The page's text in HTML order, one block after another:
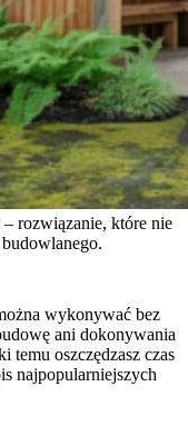
rozwiązanie, które nie
wykonywać bez
ani dokonywania
temu oszczędzasz czas
najpopularniejszych